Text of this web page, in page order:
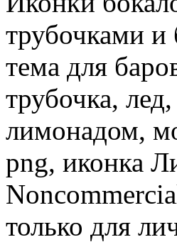
трубочками
тема для
трубочка,
лимонадом,
png, иконка
только для